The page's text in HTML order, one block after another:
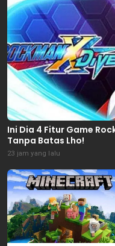
Ini Dia 4 Fitur Game
Tanpa Batas Lho!
23 jam yang lalu